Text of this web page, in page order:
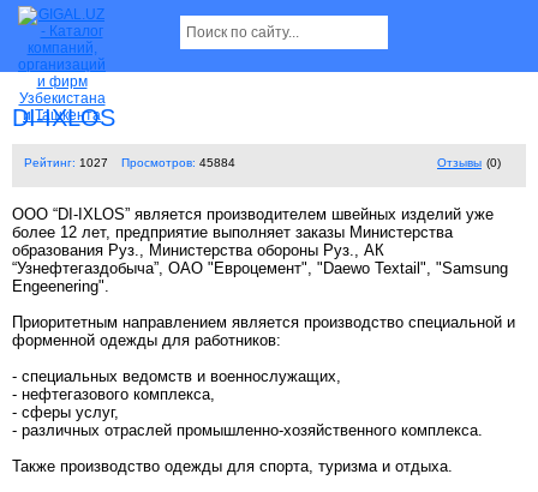
DI-IXLOS
Рейтинг: 1027 Просмотров: 45884 Отзывы (0)
OOO “DI-IXLOS” является производителем швейных изделий уже
более 12 лет, предприятие выполняет заказы Министерства
образования Руз., Министерства обороны Руз., АК
“Узнефтегаздобыча”, ОАО "Евроцемент", "Daewo Textail", "Samsung
Engeenering".
Приоритетным направлением является производство специальной и
форменной одежды для работников:
- специальных ведомств и военнослужащих,
- нефтегазового комплекса,
- сферы услуг,
- различных отраслей промышленно-хозяйственного комплекса.
Также производство одежды для спорта, туризма и отдыха.